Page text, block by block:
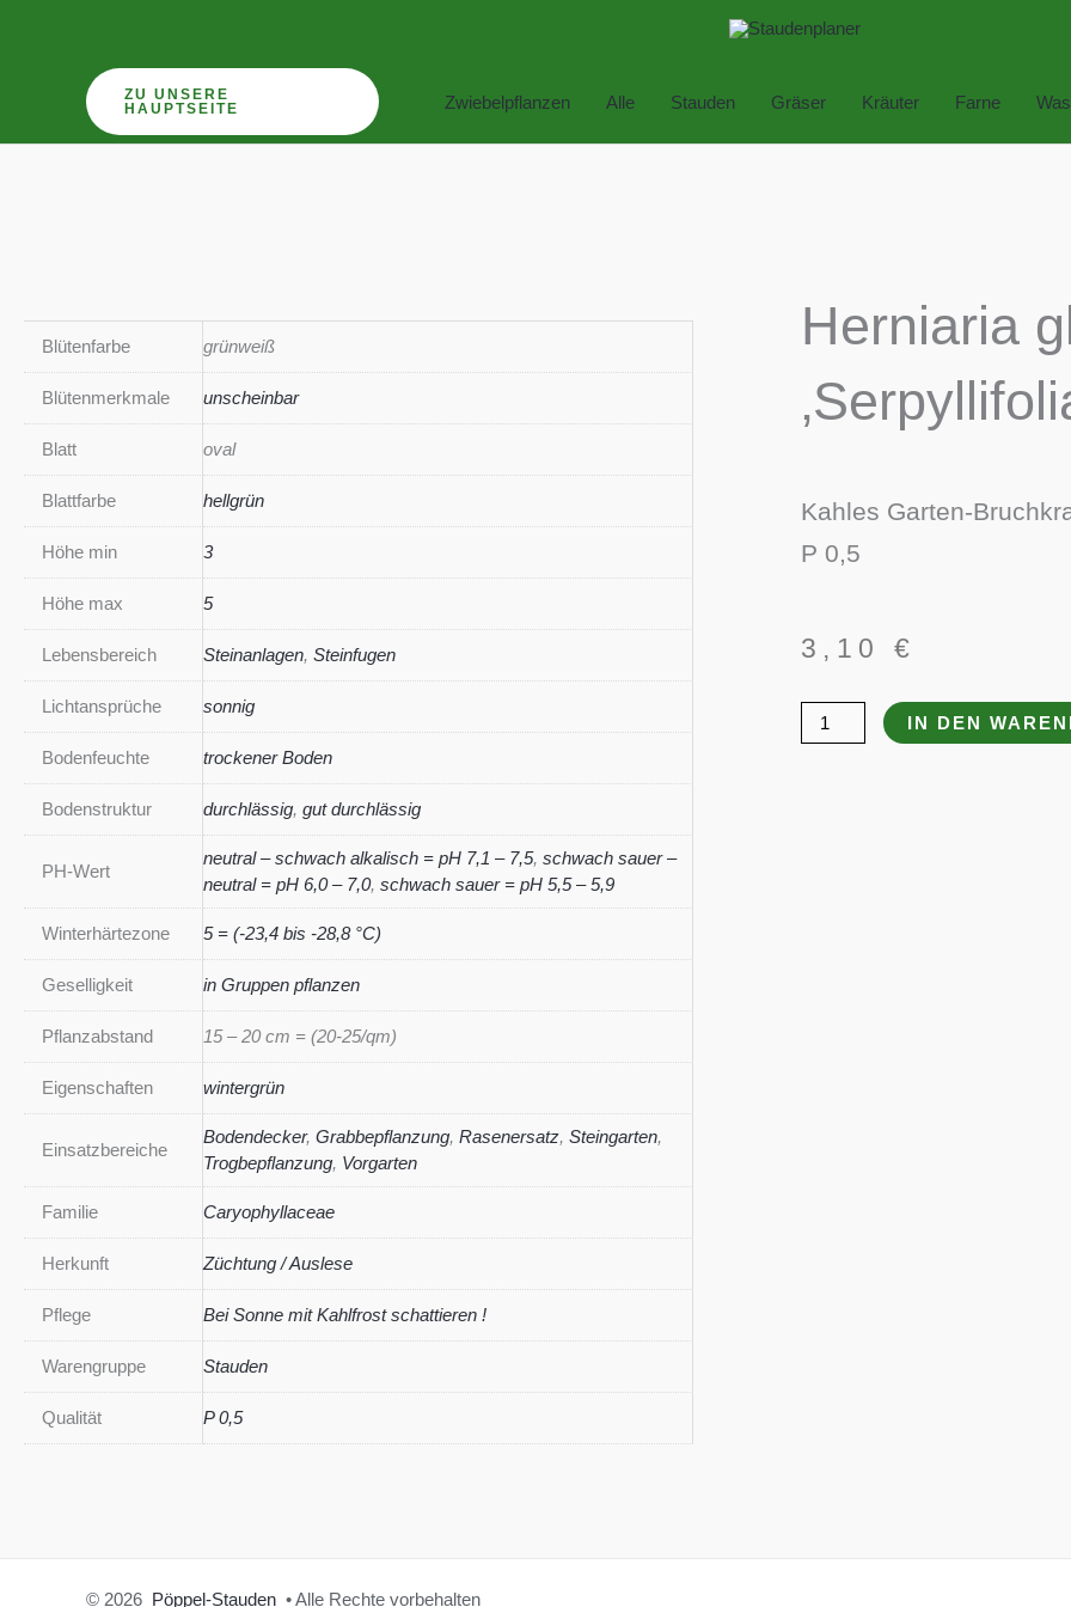
ZU UNSERE
HAUPTSEITE
Zwiebelpflanzen Alle Stauden Gräser Kräuter Farne
Blütenfarbe grünweiß
Blütenmerkmale unscheinbar
Blatt oval
Blattfarbe hellgrün
Höhe min 3
Höhe max 5
Lebensbereich Steinanlagen, Steinfugen
Lichtansprüche sonnig
Bodenfeuchte trockener Boden
Bodenstruktur durchlässig, gut durchlässig
PH-Wert
neutral – schwach alkalisch = pH 7,1 – 7,5, schwach sauer –
neutral = pH 6,0 – 7,0, schwach sauer = pH 5,5 – 5,9
Winterhärtezone 5 = (-23,4 bis -28,8 °C)
Geselligkeit in Gruppen pflanzen
Pflanzabstand 15 – 20 cm = (20-25/qm)
Eigenschaften wintergrün
Einsatzbereiche
Bodendecker, Grabbepflanzung, Rasenersatz, Steingarten,
Trogbepflanzung, Vorgarten
Familie Caryophyllaceae
Herkunft Züchtung / Auslese
Pflege Bei Sonne mit Kahlfrost schattieren !
Warengruppe Stauden
Qualität P 0,5
Herniaria
Kahles Garten-
P 0,5
3,10 €
Herniaria
glabra
IN DEN
© 2026 Pöppel-Stauden • Alle Rechte vorbehalten